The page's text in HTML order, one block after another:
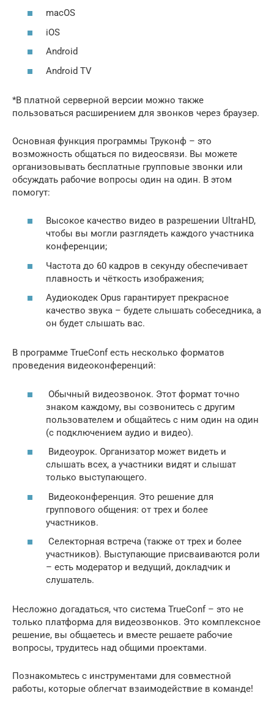
macOS
iOS
Android
Android TV
*В платной серверной версии можно также
пользоваться расширением для звонков через браузер.
Основная функция программы Труконф – это
возможность общаться по видеосвязи. Вы можете
организовывать бесплатные групповые звонки или
обсуждать рабочие вопросы один на один. В этом
помогут:
Высокое качество видео в разрешении UltraHD,
чтобы вы могли разглядеть каждого участника
конференции;
Частота до 60 кадров в секунду обеспечивает
плавность и чёткость изображения;
Аудиокодек Opus гарантирует прекрасное
качество звука – будете слышать собеседника, а
он будет слышать вас.
В программе TrueConf есть несколько форматов
проведения видеоконференций:
Обычный видеозвонок. Этот формат точно
знаком каждому, вы созвонитесь с другим
пользователем и общайтесь с ним один на один
(с подключением аудио и видео).
Видеоурок. Организатор может видеть и
слышать всех, а участники видят и слышат
только выступающего.
Видеоконференция. Это решение для
группового общения: от трех и более
участников.
Селекторная встреча (также от трех и более
участников). Выступающие присваиваются роли
– есть модератор и ведущий, докладчик и
слушатель.
Несложно догадаться, что система TrueConf – это не
только платформа для видеозвонков. Это комплексное
решение, вы общаетесь и вместе решаете рабочие
вопросы, трудитесь над общими проектами.
Познакомьтесь с инструментами для совместной
работы, которые облегчат взаимодействие в команде!